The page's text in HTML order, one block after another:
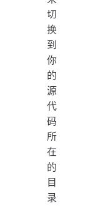
切
换
到
你
的
源
代
码
所
在
的
目
录